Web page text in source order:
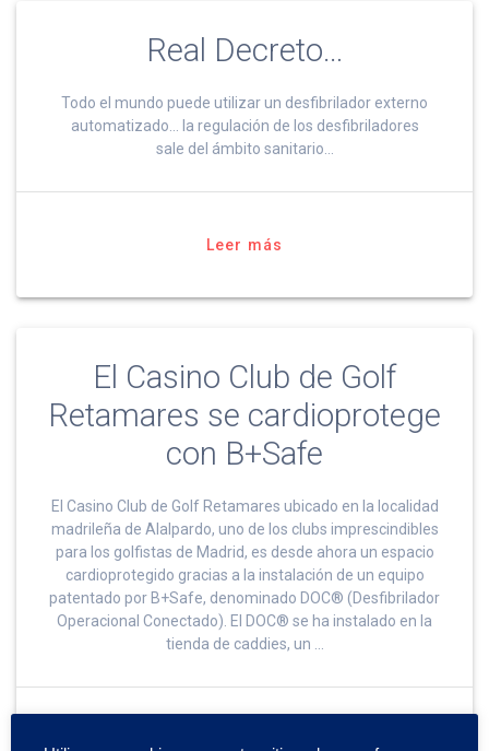
Real Decreto…
Todo el mundo puede utilizar un desfibrilador externo
automatizado… la regulación de los desfibriladores
sale del ámbito sanitario…
Leer más
El Casino Club de Golf
Retamares se cardioprotege
con B+Safe
El Casino Club de Golf Retamares ubicado en la localidad
madrileña de Alalpardo, uno de los clubs imprescindibles
para los golfistas de Madrid, es desde ahora un espacio
cardioprotegido gracias a la instalación de un equipo
patentado por B+Safe, denominado DOC® (Desfibrilador
Operacional Conectado). El DOC® se ha instalado en la
tienda de caddies, un …